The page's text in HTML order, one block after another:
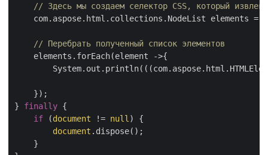
// Здесь мы создаем селектор CSS, который
    com.aspose.html.collections.NodeList elements =
// Перебрать полученный список элементов
    elements.forEach(element ->{
    });
} finally {
if (document != null ) {
document .dispose();
    }